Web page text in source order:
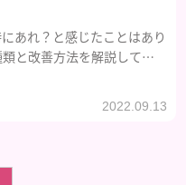
あれ？と感じたことはあり
と改善方法を解説してい
2022.09.13